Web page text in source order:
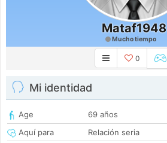
Mataf1948
Mucho tiempo
0
Mi identidad
Age
69 años
Aquí para
Relación seria